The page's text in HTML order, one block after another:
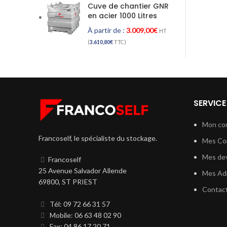
Cuve de chantier GNR
en acier 1000 Litres
À partir de : 3.009,00€ HT
(3.610,80€TTC)
Francoself, le spécialiste du stockage.
Francoself
25 Avenue Salvador Allende
69800, ST PRIEST
Tél: 09 72 66 31 57
Mobile: 06 63 48 02 90
Mon
Mes
Mes
Mes